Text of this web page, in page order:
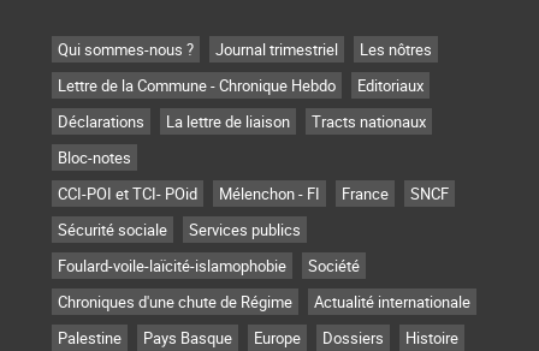
Qui sommes-nous ? Journal trimestriel
Les nôtres
Lettre de la Commune - Chronique Hebdo
Editoriaux
Déclarations
La lettre de liaison
Tracts nationaux
Bloc-notes
CCI-POI et TCI- POid
Mélenchon - FI France
SNCF
Sécurité sociale
Services publics
Foulard-voile-laïcité-islamophobie
Société
Chroniques d'une chute de Régime
Actualité internationale
Palestine
Pays Basque Europe Dossiers
Histoire